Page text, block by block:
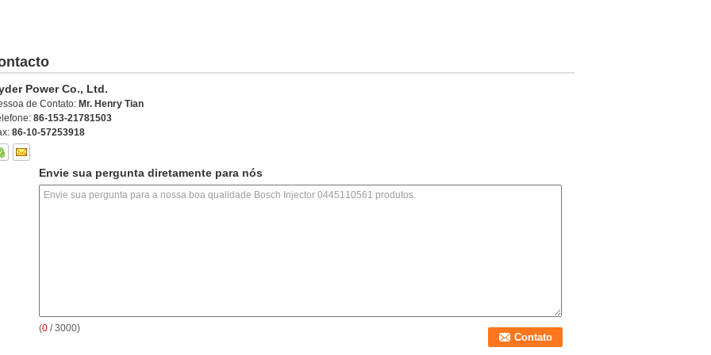
Power Co., Ltd.
de Contato: Mr. Henry Tian
86-153-21781503
86-10-57253918
Envie sua pergunta diretamente para nós
(0 / 3000)